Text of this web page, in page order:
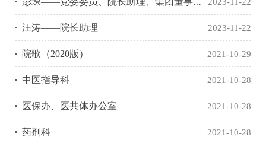
2023-11-22
汪涛——院长助理
2021-10-29
院歌（2020版）
2021-10-28
中医指导科
2021-10-28
医保办、医共体办公室
2021-10-28
药剂科